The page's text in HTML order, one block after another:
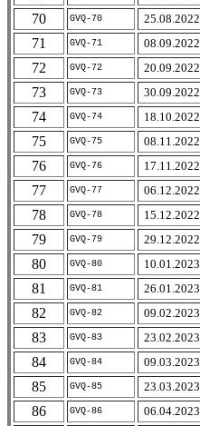
70
GVQ-70 25.08.2022
71
GVQ-71 08.09.2022
72
GVQ-72 20.09.2022
73
GVQ-73 30.09.2022
74
GVQ-74 18.10.2022
75
GVQ-75 08.11.2022
76
GVQ-76 17.11.2022
77
GVQ-77 06.12.2022
78
GVQ-78 15.12.2022
79
GVQ-79 29.12.2022
80
GVQ-80 10.01.2023
81
GVQ-81 26.01.2023
82
GVQ-82 09.02.2023
83
GVQ-83 23.02.2023
84
GVQ-84 09.03.2023
85
GVQ-85 23.03.2023
86
GVQ-86 06.04.2023